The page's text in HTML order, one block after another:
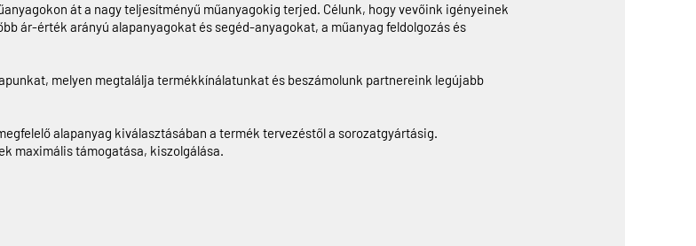
át a nagy teljesítményű műanyagokig terjed. Célunk, hogy vevőink igényeinek
ár-érték arányú alapanyagokat és segéd-anyagokat, a műanyag feldolgozás és
melyen megtalálja termékkínálatunkat és beszámolunk partnereink legújabb
alapanyag kiválasztásában a termék tervezéstől a sorozatgyártásig.
maximális támogatása, kiszolgálása.